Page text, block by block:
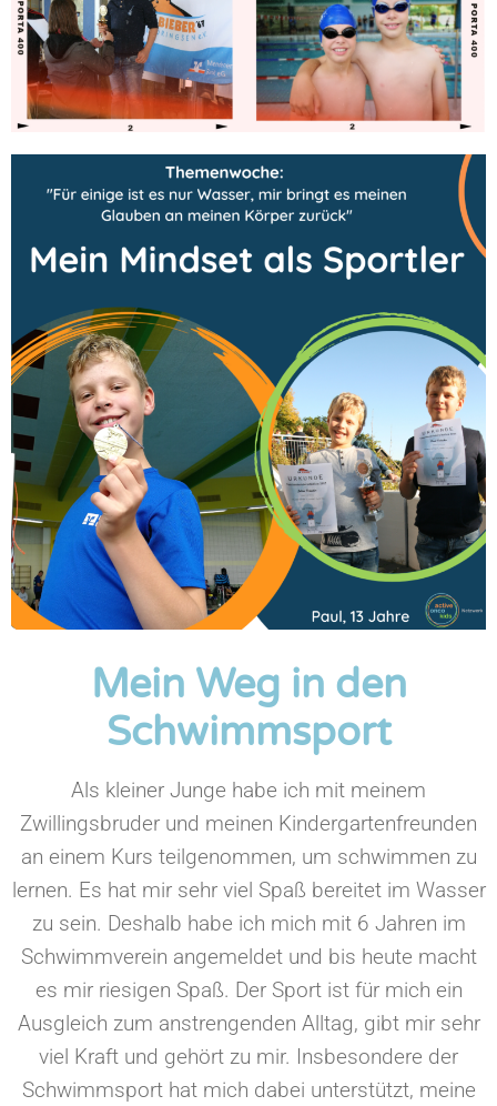
Mein Weg in den
Schwimmsport
Als kleiner Junge habe ich mit meinem
Zwillingsbruder und meinen Kindergartenfreunden
an einem Kurs teilgenommen, um schwimmen zu
lernen. Es hat mir sehr viel Spaß bereitet im Wasser
zu sein. Deshalb habe ich mich mit 6 Jahren im
Schwimmverein angemeldet und bis heute macht
es mir riesigen Spaß. Der Sport ist für mich ein
Ausgleich zum anstrengenden Alltag, gibt mir sehr
viel Kraft und gehört zu mir. Insbesondere der
Schwimmsport hat mich dabei unterstützt, meine